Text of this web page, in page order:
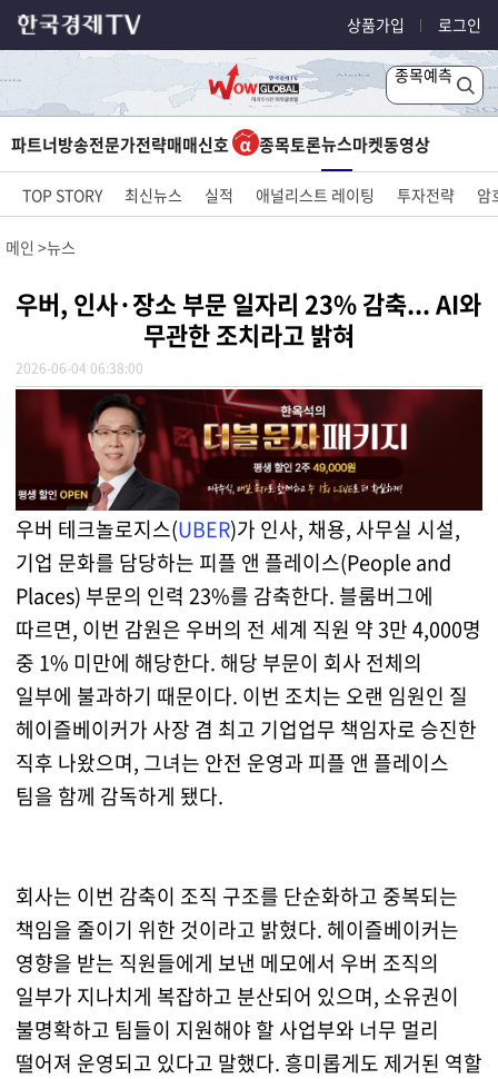
상품가입 로그인
종목예측
파트너방송전문가전략매매신호 종목토론뉴스마켓동영상
TOP STORY 최신뉴스 실적 애널리스트 레이팅 투자전략 암
메인 뉴스
우버, 인사·장소 부문 일자리 23% 감축... AI와
무관한 조치라고 밝혀
2026-06-04 06:38:00
우버 테크놀로지스(UBER)가 인사, 채용, 사무실 시설,
기업 문화를 담당하는 피플 앤 플레이스(People and
Places) 부문의 인력 23%를 감축한다. 블룸버그에
따르면, 이번 감원은 우버의 전 세계 직원 약 3만 4,000명
중 1% 미만에 해당한다. 해당 부문이 회사 전체의
일부에 불과하기 때문이다. 이번 조치는 오랜 임원인 질
헤이즐베이커가 사장 겸 최고 기업업무 책임자로 승진한
직후 나왔으며, 그녀는 안전 운영과 피플 앤 플레이스
팀을 함께 감독하게 됐다.
회사는 이번 감축이 조직 구조를 단순화하고 중복되는
책임을 줄이기 위한 것이라고 밝혔다. 헤이즐베이커는
영향을 받는 직원들에게 보낸 메모에서 우버 조직의
일부가 지나치게 복잡하고 분산되어 있으며, 소유권이
불명확하고 팀들이 지원해야 할 사업부와 너무 멀리
떨어져 운영되고 있다고 말했다. 흥미롭게도 제거된 역할